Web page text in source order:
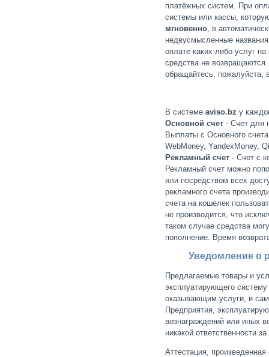
платёжных систем. При
системы или кассы,
мгновенно , в
недвусмысленные
оплате каких-либо услуг
средства не
обращайтесь, пожалуйста,
В системе aviso.bz у
Основной счет - Cчет для
Выплаты с Основного
WebMoney, YandexMoney,
Рекламный счет - Счет с
Рекламный счет можно
или посредством всех
рекламного счета
счета на кошелек
не производится, что
таком случае средства
пополнение. Время
Уведомление о
Предлагаемые товары и
эксплуатирующего
оказывающим услуги, и
Предприятия,
вознаграждений или иных
никакой ответственности
Аттестация,